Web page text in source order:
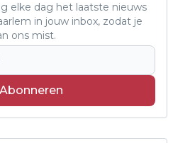
elke dag het laatste nieuws
in jouw inbox, zodat je
ons mist.
Abonneren